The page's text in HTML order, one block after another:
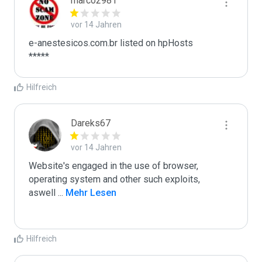
vor 14 Jahren
e-anestesicos.com.br listed on hpHosts
*****
Hilfreich
Dareks67
vor 14 Jahren
Website's engaged in the use of browser,
operating system and other such exploits,
aswell ... Mehr Lesen
Hilfreich